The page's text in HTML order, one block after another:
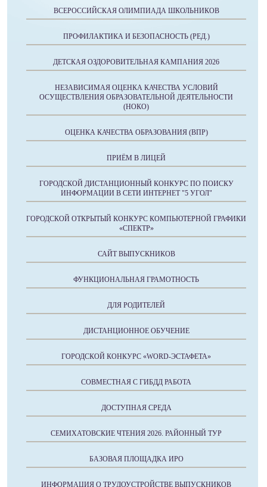
ВСЕРОССИЙСКАЯ ОЛИМПИАДА ШКОЛЬНИКОВ
ПРОФИЛАКТИКА И БЕЗОПАСНОСТЬ (РЕД.)
ДЕТСКАЯ ОЗДОРОВИТЕЛЬНАЯ КАМПАНИЯ 2026
НЕЗАВИСИМАЯ ОЦЕНКА КАЧЕСТВА УСЛОВИЙ
ОСУЩЕСТВЛЕНИЯ ОБРАЗОВАТЕЛЬНОЙ ДЕЯТЕЛЬНОСТИ
(НОКО)
ОЦЕНКА КАЧЕСТВА ОБРАЗОВАНИЯ (ВПР)
ПРИЁМ В ЛИЦЕЙ
ГОРОДСКОЙ ДИСТАНЦИОННЫЙ КОНКУРС ПО ПОИСКУ
ИНФОРМАЦИИ В СЕТИ ИНТЕРНЕТ "5 УГОЛ"
ГОРОДСКОЙ ОТКРЫТЫЙ КОНКУРС КОМПЬЮТЕРНОЙ ГРАФИКИ
«СПЕКТР»
САЙТ ВЫПУСКНИКОВ
ФУНКЦИОНАЛЬНАЯ ГРАМОТНОСТЬ
ДЛЯ РОДИТЕЛЕЙ
ДИСТАНЦИОННОЕ ОБУЧЕНИЕ
ГОРОДСКОЙ КОНКУРС «WORD-ЭСТАФЕТА»
СОВМЕСТНАЯ С ГИБДД РАБОТА
ДОСТУПНАЯ СРЕДА
СЕМИХАТОВСКИЕ ЧТЕНИЯ 2026. РАЙОННЫЙ ТУР
БАЗОВАЯ ПЛОЩАДКА ИРО
ИНФОРМАЦИЯ О ТРУДОУСТРОЙСТВЕ ВЫПУСКНИКОВ